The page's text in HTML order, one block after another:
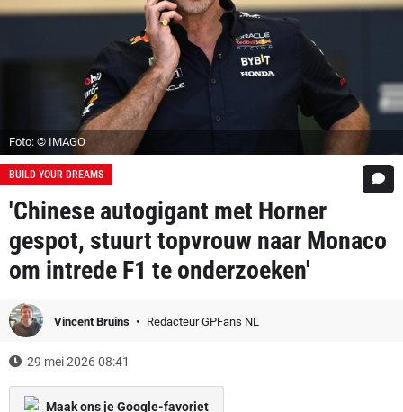
Foto: © IMAGO
BUILD YOUR DREAMS
'Chinese autogigant met Horner
gespot, stuurt topvrouw naar Monaco
om intrede F1 te onderzoeken'
Vincent Bruins Redacteur GPFans NL
29 mei 2026 08:41
Maak ons je Google-favoriet